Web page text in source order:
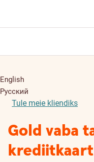
English
Русский
Tule meie kliendiks
Gold vaba
krediitkaart